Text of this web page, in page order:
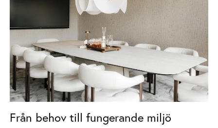
Från behov till fungerande miljö